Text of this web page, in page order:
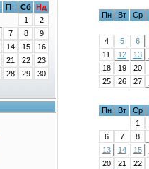
Пт Сб Нд
1
2
7 8
9
14 15
16
21 22
23
28 29
30
Пн Вт Ср
4 5
6
11
12 13
18
19 20
25
26 27
Пн Вт Ср
1
6
7
8
13
14 15
20
21 22